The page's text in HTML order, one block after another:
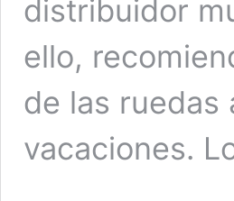
distribuidor
ello,
de las ruedas
vacaciones.